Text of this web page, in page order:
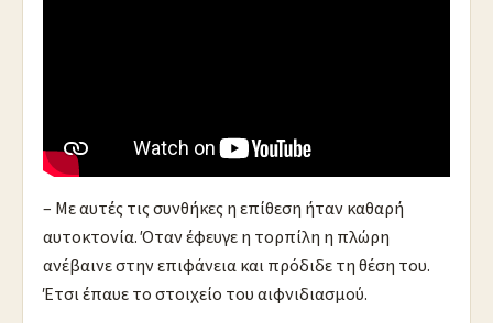
από τη στιγμή που εξαπολύεται η τορπίλη μέχρι να
φτάσει στο στόχο. Φαίνεται ένας αιώνας!
– Με αυτές τις συνθήκες η επίθεση ήταν καθαρή
αυτοκτονία. Όταν έφευγε η τορπίλη η πλώρη
ανέβαινε στην επιφάνεια και πρόδιδε τη θέση του.
Έτσι έπαυε το στοιχείο του αιφνιδιασμού.